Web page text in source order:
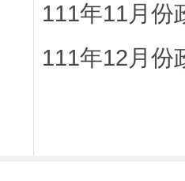
111年11月份
111年12月份